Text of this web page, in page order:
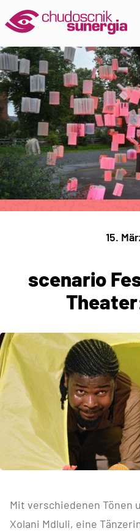
15.
scenario
Mit verschiedenen Tönen
Xolani Mdluli, eine